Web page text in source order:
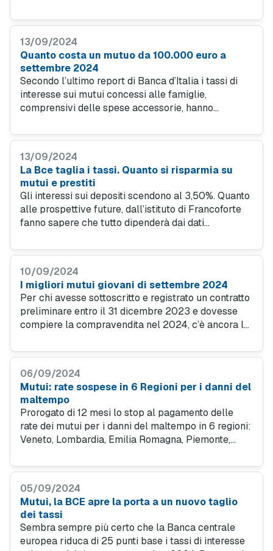
2024. Scopri le offerte mutuo convenienti per te.
13/09/2024
Quanto costa un mutuo da 100.000 euro a
settembre 2024
Secondo l’ultimo report di Banca d’Italia i tassi di
interesse sui mutui concessi alle famiglie,
comprensivi delle spese accessorie, hanno
rispetto al 4,02% di giugno.
13/09/2024
La Bce taglia i tassi. Quanto si risparmia su
mutui e prestiti
Gli interessi sui depositi scendono al 3,50%. Quanto
alle prospettive future, dall’istituto di Francoforte
fanno sapere che tutto dipenderà dai dati
per qualche tempo. Vediamo tutti i dati nel
10/09/2024
I migliori mutui giovani di settembre 2024
Per chi avesse sottoscritto e registrato un contratto
preliminare entro il 31 dicembre 2023 e dovesse
compiere la compravendita nel 2024, c’è ancora la
sull’acquisto della prima casa.
06/09/2024
Mutui: rate sospese in 6 Regioni per i danni del
maltempo
Prorogato di 12 mesi lo stop al pagamento delle
rate dei mutui per i danni del maltempo in 6 regioni:
Veneto, Lombardia, Emilia Romagna, Piemonte,
Scopri anche come trovare un’offerta mutuo
05/09/2024
Mutui, la BCE apre la porta a un nuovo taglio
dei tassi
Sembra sempre più certo che la Banca centrale
europea riduca di 25 punti base i tassi di interesse